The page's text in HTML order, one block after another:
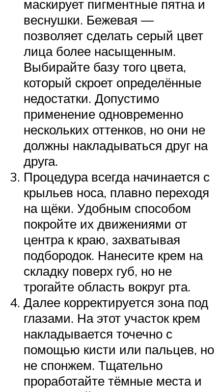
маскирует пигментные пятна и
веснушки. Бежевая —
позволяет сделать серый цвет
лица более насыщенным.
Выбирайте базу того цвета,
который скроет определённые
недостатки. Допустимо
применение одновременно
нескольких оттенков, но они не
должны накладываться друг на
друга.
Процедура всегда начинается с
крыльев носа, плавно переходя
на щёки. Удобным способом
покройте их движениями от
центра к краю, захватывая
подбородок. Нанесите крем на
складку поверх губ, но не
трогайте область вокруг рта.
Далее корректируется зона под
глазами. На этот участок крем
накладывается точечно с
помощью кисти или пальцев, но
не спонжем. Тщательно
проработайте тёмные места и